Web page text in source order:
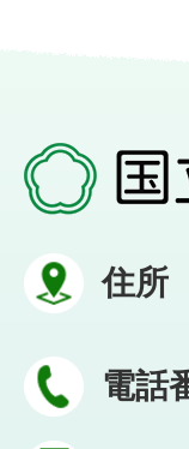
住所
電話